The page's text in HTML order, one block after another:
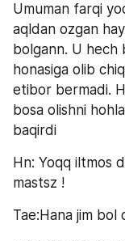
Umuman farqi
aqldan ozgan
bolgann. U hech
honasiga olib
etibor bermadi.
bosa olishni
baqirdi
Hn: Yoqq iltmos
mastsz !
Tae:Hana jim